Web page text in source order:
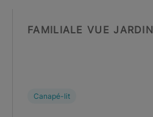
FAMILIALE VUE JARDIN
Canapé-lit